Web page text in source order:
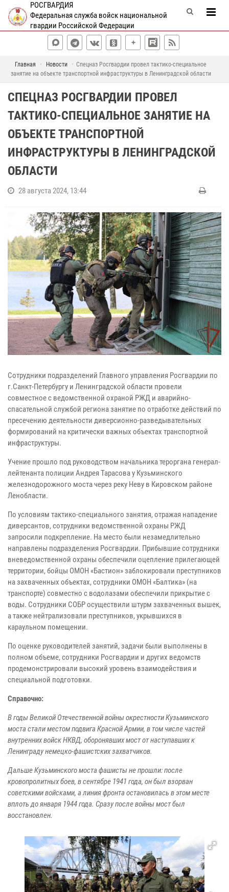
РОСГВАРДИЯ
Федеральная служба войск национальной
гвардии Российской Федерации
Главная Новости
Спецназ Росгвардии провел тактико-специальное
занятие на объекте транспортной инфраструктуры в Ленинградской области
СПЕЦНАЗ РОСГВАРДИИ ПРОВЕЛ
ТАКТИКО-СПЕЦИАЛЬНОЕ ЗАНЯТИЕ НА
ОБЪЕКТЕ ТРАНСПОРТНОЙ
ИНФРАСТРУКТУРЫ В ЛЕНИНГРАДСКОЙ
ОБЛАСТИ
28 августа 2024, 13:44
Сотрудники подразделений Главного управления Росгвардии по
г.Санкт-Петербургу и Ленинградской области провели
совместное с ведомственной охраной РЖД и аварийно-
спасательной службой региона занятие по отработке действий по
пресечению деятельности диверсионно-разведывательных
формирований на критически важных объектах транспортной
инфраструктуры.
Учение прошло под руководством начальника тероргана генерал-
лейтенанта полиции Андрея Тарасова у Кузьминского
железнодорожного моста через реку Неву в Кировском районе
Ленобласти.
По условиям тактико-специального занятия, отражая нападение
диверсантов, сотрудники ведомственной охраны РЖД
запросили подкрепление. На место были незамедлительно
направлены подразделения Росгвардии. Прибывшие сотрудники
вневедомственной охраны обеспечили оцепление прилегающей
территории, бойцы ОМОН «Бастион» заблокировали преступников
на захваченных объектах, сотрудники ОМОН «Балтика» (на
транспорте) совместно с водолазами обеспечили прикрытие с
воды. Сотрудники СОБР осуществили штурм захваченных вышек,
а также нейтрализовали преступников, укрывшихся в
караульном помещении.
По оценке руководителей занятий, задачи были выполнены в
полном объеме, сотрудники Росгвардии и других ведомств
продемонстрировали высокий уровень взаимодействия и
специальной подготовки.
Справочно:
В годы Великой Отечественной войны окрестности Кузьминского
моста стали местом подвига Красной Армии, в том числе частей
внутренних войск НКВД, оборонявших мост от наступавших к
Ленинграду немецко-фашистских захватчиков.
Дальше Кузьминского моста фашисты не прошли: после
кровопролитных боев, в сентябре 1941 года, он был взорван
советскими войсками, а линия фронта остановилась в этом месте
вплоть до января 1944 года. Сразу после войны мост был
восстановлен.